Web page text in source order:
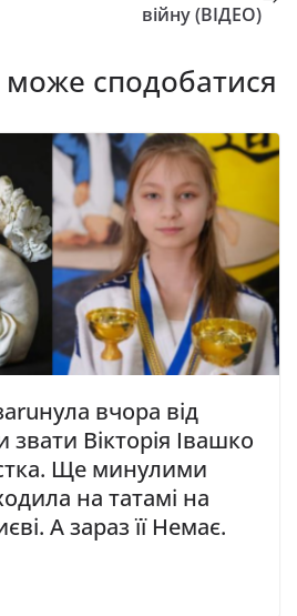
війну (ВІДЕО)
сподобатися
вчора від
звати Вікторія Івашко
Ще минулими
на татамі на
А зараз її Немає.